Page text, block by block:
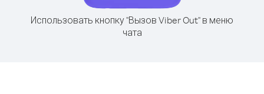
Использовать кнопку "Вызов Viber Out" в меню
чата